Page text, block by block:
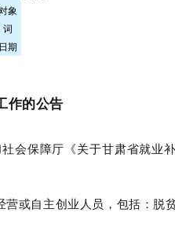
象
词
期
作的公告
会保障厅《关于甘肃省就
或自主创业人员，包括：